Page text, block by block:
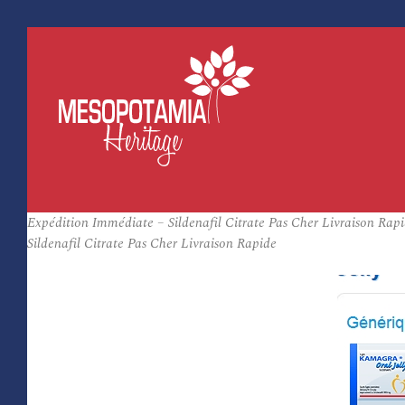
Expédition Immédiate – Sildenafil Citrate Pas Cher Livraison
Sildenafil Citrate Pas Cher Livraison Rapide